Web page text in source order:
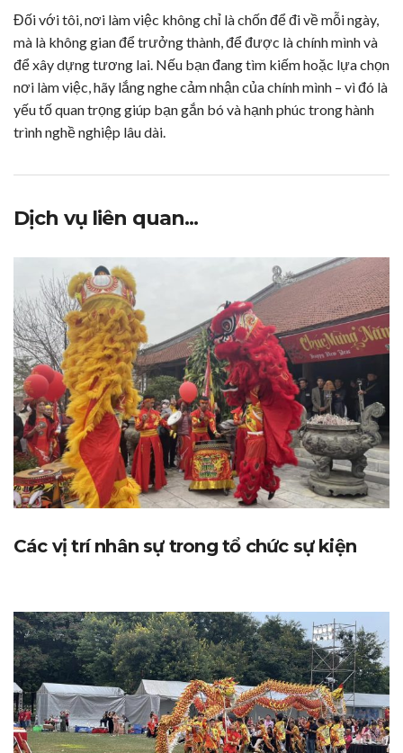
Đối với tôi, nơi làm việc không chỉ là chốn để đi về mỗi ngày,
mà là không gian để trưởng thành, để được là chính mình và
để xây dựng tương lai. Nếu bạn đang tìm kiếm hoặc lựa chọn
nơi làm việc, hãy lắng nghe cảm nhận của chính mình – vì đó là
yếu tố quan trọng giúp bạn gắn bó và hạnh phúc trong hành
trình nghề nghiệp lâu dài.
Dịch vụ liên quan...
Các vị trí nhân sự trong tổ chức sự kiện